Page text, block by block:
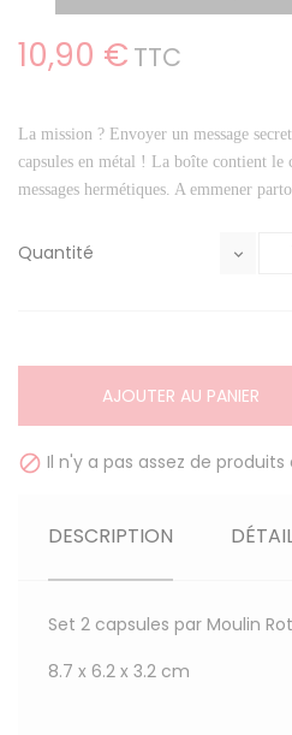
10,90 € TTC
La mission ? Envoyer un message
capsules en métal ! La boîte contient le
messages hermétiques. A emmener
Quantité
AJOUTER AU PANIER
 Il n'y a pas assez de produits
DESCRIPTION
Set 2 capsules par Moulin
8.7 x 6.2 x 3.2 cm